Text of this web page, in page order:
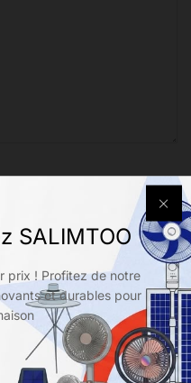
mon site dans le navigateur
SALIMTOO
prix ! Profitez de notre
et durables pour